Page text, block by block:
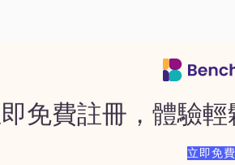
免費註冊，體驗
立即免